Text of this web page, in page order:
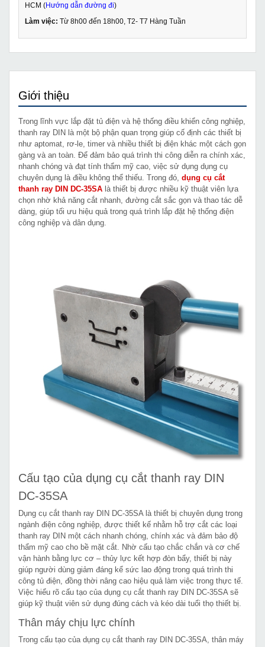
HCM (Hướng dẫn đường đi)
Làm việc: Từ 8h00 đến 18h00, T2- T7 Hàng Tuần
Giới thiệu
Trong lĩnh vực lắp đặt tủ điện và hệ thống điều khiển công nghiệp,
thanh ray DIN là một bộ phận quan trọng giúp cố định các thiết bị
như aptomat, rơ-le, timer và nhiều thiết bị điện khác một cách gọn
gàng và an toàn. Để đảm bảo quá trình thi công diễn ra chính xác,
nhanh chóng và đạt tính thẩm mỹ cao, việc sử dụng dụng cụ
chuyên dụng là điều không thể thiếu. Trong đó, dụng cụ cắt
thanh ray DIN DC-35SA là thiết bị được nhiều kỹ thuật viên lựa
chọn nhờ khả năng cắt nhanh, đường cắt sắc gọn và thao tác dễ
dàng, giúp tối ưu hiệu quả trong quá trình lắp đặt hệ thống điện
công nghiệp và dân dụng.
Cấu tạo của dụng cụ cắt thanh ray DIN
DC-35SA
Dụng cụ cắt thanh ray DIN DC-35SA là thiết bị chuyên dụng trong
ngành điện công nghiệp, được thiết kế nhằm hỗ trợ cắt các loại
thanh ray DIN một cách nhanh chóng, chính xác và đảm bảo độ
thẩm mỹ cao cho bề mặt cắt. Nhờ cấu tạo chắc chắn và cơ chế
vận hành bằng lực cơ – thủy lực kết hợp đòn bẩy, thiết bị này
giúp người dùng giảm đáng kể sức lao động trong quá trình thi
công tủ điện, đồng thời nâng cao hiệu quả làm việc trong thực tế.
Việc hiểu rõ cấu tạo của dụng cụ cắt thanh ray DIN DC-35SA sẽ
giúp kỹ thuật viên sử dụng đúng cách và kéo dài tuổi thọ thiết bị.
Thân máy chịu lực chính
Trong cấu tạo của dụng cụ cắt thanh ray DIN DC-35SA, thân máy